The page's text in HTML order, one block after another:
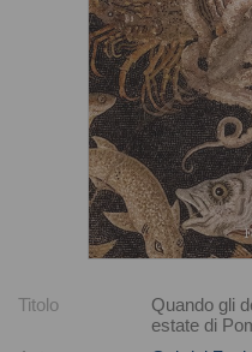
Titolo
Quando gli
estate di